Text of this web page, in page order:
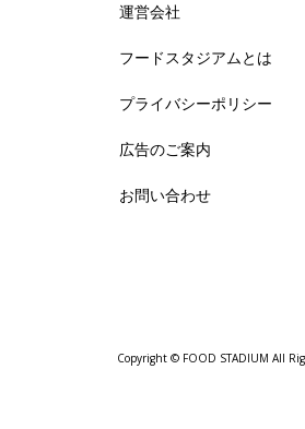
運営会社
フードスタジアムとは
プライバシーポリシー
広告のご案内
お問い合わせ
Copyright © FOOD STADIUM All